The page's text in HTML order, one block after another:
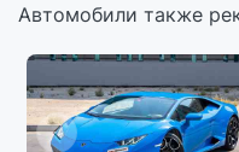
Автомобили также